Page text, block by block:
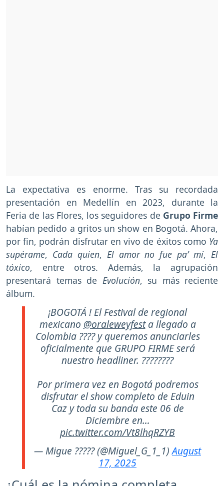
La expectativa es enorme. Tras su recordada
presentación en Medellín en 2023, durante la
Feria de las Flores, los seguidores de Grupo Firme
habían pedido a gritos un show en Bogotá. Ahora,
por fin, podrán disfrutar en vivo de éxitos como Ya
supérame, Cada quien, El amor no fue pa’ mí,El
tóxico, entre otros. Además, la agrupación
presentará temas de Evolución, su más reciente
álbum.
¡BOGOTÁ ! El Festival de regional
mexicano @oraleweyfesta llegado a
Colombia ???? y queremos anunciarles
oficialmente que GRUPO FIRME será
nuestro headliner. ????????
Por primera vez en Bogotá podremos
disfrutar el show completo de Eduin
Caz y toda su banda este 06 de
Diciembre en…
pic.twitter.com/Vt8lhqRZYB
— Migue ????? (@Miguel_G_1_1)August
17, 2025